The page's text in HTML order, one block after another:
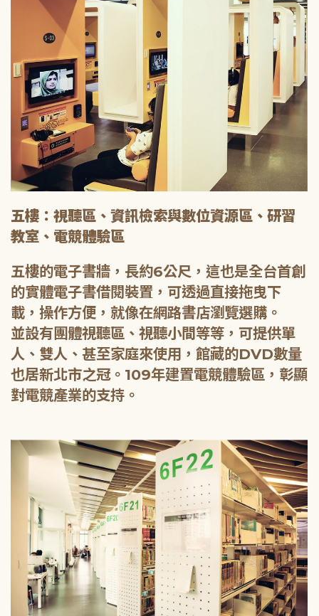
五樓：視聽區、資訊檢索與數位資源區、研習
教室、電競體驗區
五樓的電子書牆，長約6公尺，這也是全台首創
的實體電子書借閱裝置，可透過直接拖曳下
載，操作方便，就像在網路書店瀏覽選購。
並設有團體視聽區、視聽小間等等，可提供單
人、雙人、甚至家庭來使用，館藏的DVD數量
也居新北市之冠。109年建置電競體驗區，彰顯
對電競產業的支持。